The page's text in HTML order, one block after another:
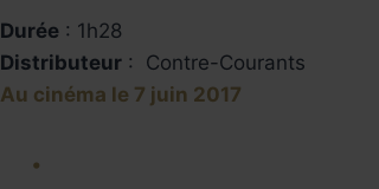
Durée : 1h28
Distributeur : Contre-Courants
Au cinéma le 7 juin 2017
•